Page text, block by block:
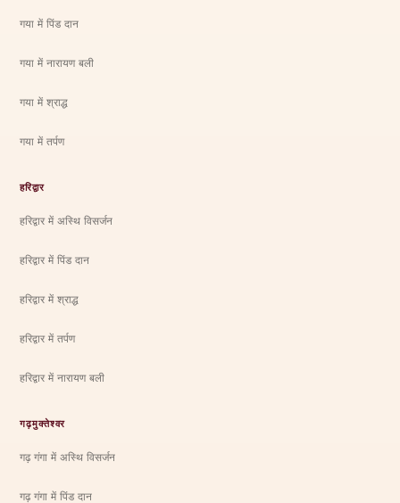
गया में पिंड दान
गया में नारायण बली
गया में श्राद्ध
गया में तर्पण
हरिद्वार
हरिद्वार में अस्थि विसर्जन
हरिद्वार में पिंड दान
हरिद्वार में श्राद्ध
हरिद्वार में तर्पण
हरिद्वार में नारायण बली
गढ़मुक्तेश्वर
गढ़ गंगा में अस्थि विसर्जन
गढ़ गंगा में पिंड दान